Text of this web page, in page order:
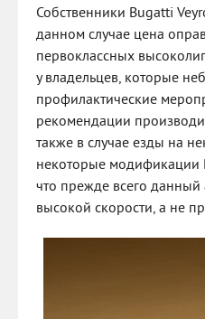
Собственники Bugatti
данном случае цена
первоклассных
у владельцев, которые
профилактические
рекомендации
также в случае езды на
некоторые модификации
что прежде всего данный
высокой скорости, а не